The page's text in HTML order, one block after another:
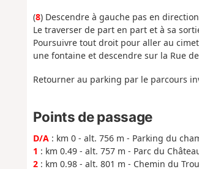
(8) Descendre à gauche pas en
Le traverser de part en part et à sa
Poursuivre tout droit pour aller au
une fontaine et descendre sur la Rue
Retourner au parking par le parcours
Points de passage
D/A: km 0 - alt. 756 m - Parking du
1 : km 0.49 - alt. 757 m - Parc du
2: km 0.98 - alt. 801 m - Chemin du